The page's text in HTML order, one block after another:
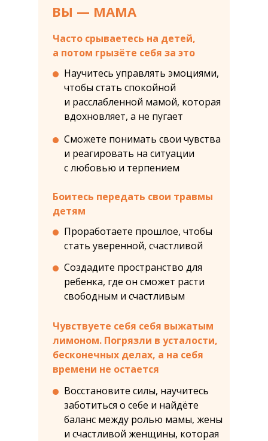
Часто срываетесь на детей,
а потом грызёте себя за это
Научитесь управлять эмоциями,
чтобы стать спокойной
и расслабленной мамой, которая
вдохновляет, а не пугает
Сможете понимать свои чувства
и реагировать на ситуации
с любовью и терпением
ВЫ — МАМА
Боитесь передать свои травмы
детям
Проработаете прошлое, чтобы
стать уверенной, счастливой
Создадите пространство для
ребенка, где он сможет расти
свободным и счастливым
Чувствуете себя себя выжатым
лимоном. Погрязли в усталости,
бесконечных делах, а на себя
времени не остается
Восстановите силы, научитесь
заботиться о себе и найдёте
баланс между ролью мамы, жены
и счастливой женщины, которая